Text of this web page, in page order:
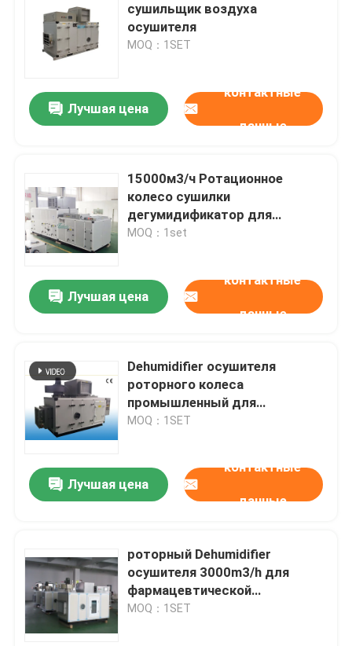
Дом
О нас
сушильщик воздуха
осушителя
MOQ：1SET
Лучшая цена
контактные
данные
15000м3/ч Ротационное
колесо сушилки
дегумидификатор для
производства таблеток
MOQ：1set
Лучшая цена
контактные
данные
Dehumidifier осушителя
роторного колеса
промышленный для
фармацевтического
MOQ：1SET
Лучшая цена
контактные
данные
роторный Dehumidifier
осушителя 3000m3/h для
фармацевтической
промышленности 23.8kg/h
MOQ：1SET